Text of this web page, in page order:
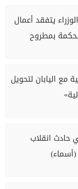
يتفقد أعمال
بمطروح
مع اليابان لتحويل
في حادث انقلاب